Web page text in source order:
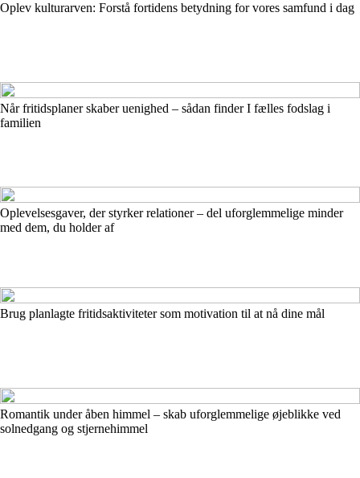
Oplev kulturarven: Forstå fortidens betydning for vores samfund i dag
Når fritidsplaner skaber uenighed – sådan finder I fælles fodslag i
familien
Oplevelsesgaver, der styrker relationer – del uforglemmelige minder
med dem, du holder af
Brug planlagte fritidsaktiviteter som motivation til at nå dine mål
Romantik under åben himmel – skab uforglemmelige øjeblikke ved
solnedgang og stjernehimmel